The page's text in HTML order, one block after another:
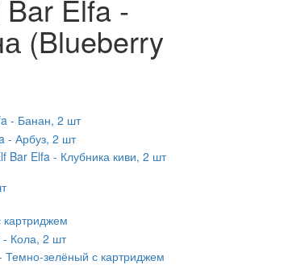
Elfa -
(Blueberry
- Банан, 2 шт
- Арбуз, 2 шт
Bar Elfa - Клубника киви, 2 шт
- Кола, 2 шт
Темно-зелёный с картриджем